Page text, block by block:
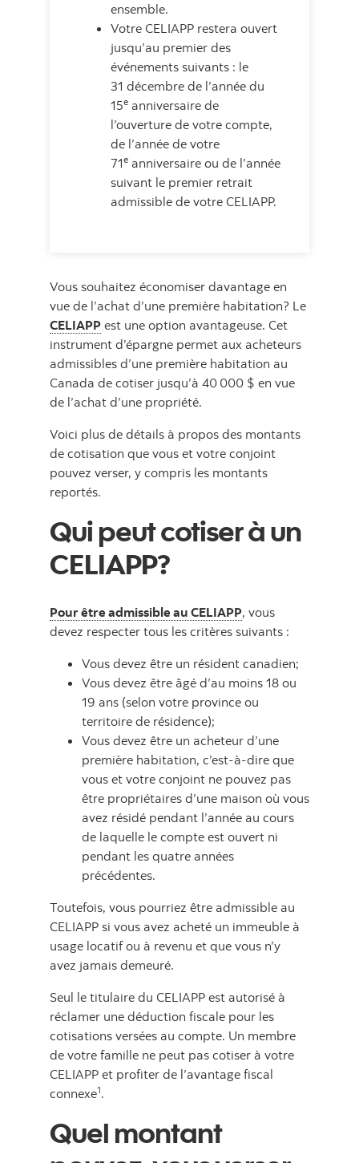
ensemble.
Votre CELIAPP restera ouvert
jusqu’au premier des
événements suivants : le
31 décembre de l’année du
15e anniversaire de
l’ouverture de votre compte,
de l’année de votre
71e anniversaire ou de l’année
suivant le premier retrait
admissible de votre CELIAPP.
Vous souhaitez économiser davantage en
vue de l’achat d’une première habitation? Le
CELIAPP est une option avantageuse. Cet
instrument d’épargne permet aux acheteurs
admissibles d’une première habitation au
Canada de cotiser jusqu’à 40 000 $ en vue
de l’achat d’une propriété.
Voici plus de détails à propos des montants
de cotisation que vous et votre conjoint
pouvez verser, y compris les montants
reportés.
Qui peut cotiser à un
CELIAPP?
Pour être admissible au CELIAPP, vous
devez respecter tous les critères suivants :
Vous devez être un résident canadien;
Vous devez être âgé d’au moins 18 ou
19 ans (selon votre province ou
territoire de résidence);
Vous devez être un acheteur d’une
première habitation, c’est-à-dire que
vous et votre conjoint ne pouvez pas
être propriétaires d’une maison où vous
avez résidé pendant l’année au cours
de laquelle le compte est ouvert ni
pendant les quatre années
précédentes.
Toutefois, vous pourriez être admissible au
CELIAPP si vous avez acheté un immeuble à
usage locatif ou à revenu et que vous n’y
avez jamais demeuré.
Seul le titulaire du CELIAPP est autorisé à
réclamer une déduction fiscale pour les
cotisations versées au compte. Un membre
de votre famille ne peut pas cotiser à votre
CELIAPP et profiter de l’avantage fiscal
connexe1.
Quel montant